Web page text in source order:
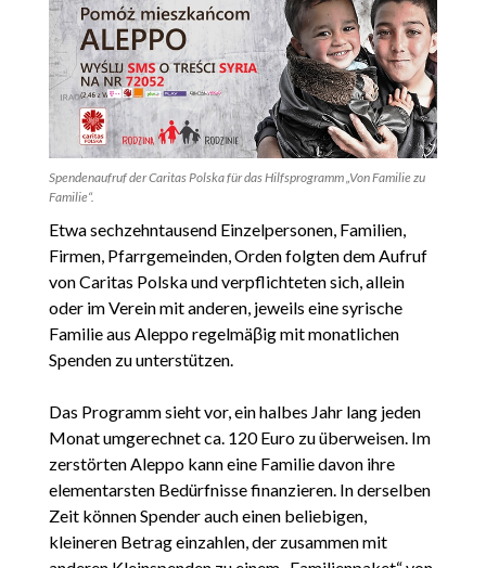
Spendenaufruf der Caritas Polska für das Hilfsprogramm „Von Familie zu
Familie“.
Etwa sechzehntausend Einzelpersonen, Familien,
Firmen, Pfarrgemeinden, Orden folgten dem Aufruf
von Caritas Polska und verpflichteten sich, allein
oder im Verein mit anderen, jeweils eine syrische
Familie aus Aleppo regelmäβig mit monatlichen
Spenden zu unterstützen.
Das Programm sieht vor, ein halbes Jahr lang jeden
Monat umgerechnet ca. 120 Euro zu überweisen. Im
zerstörten Aleppo kann eine Familie davon ihre
elementarsten Bedürfnisse finanzieren. In derselben
Zeit können Spender auch einen beliebigen,
kleineren Betrag einzahlen, der zusammen mit